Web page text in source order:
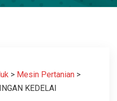
> Mesin Pertanian >
KEDELAI